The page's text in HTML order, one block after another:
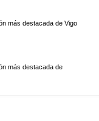
más destacada de Vigo
más destacada de